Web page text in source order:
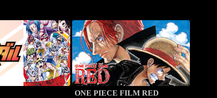
ONE PIECE FILM RED